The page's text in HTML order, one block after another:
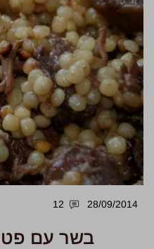
28/09/2014
12
בשר עם